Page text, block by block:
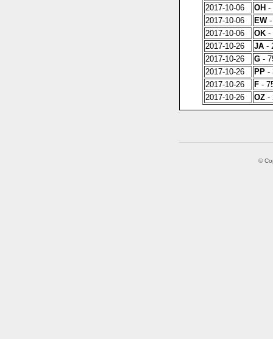
2017-10-06
OH-
2017-10-06
EW-
2017-10-06
OK-
2017-10-26
JA-
2017-10-26
G-
2017-10-26
PP-
2017-10-26
F-
2017-10-26
OZ-
©